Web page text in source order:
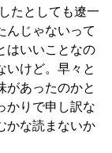
たとしても遼一
んじゃないって
はいいことなの
いけど。早々と
があったのかと
かりで申し訳な
かな読まないか